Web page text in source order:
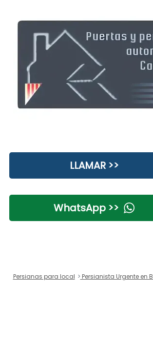
LLAMAR >>
WhatsApp >>
Persianas para local Persianista Urgente en